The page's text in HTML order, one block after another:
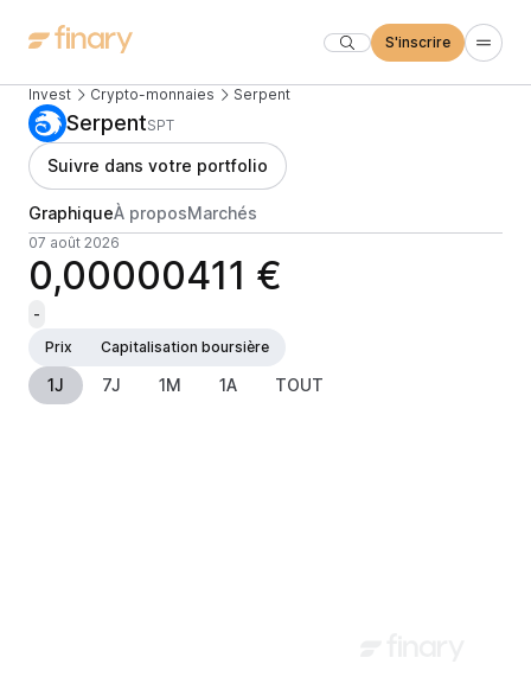
S'inscrire
Invest Crypto-monnaies Serpent
SerpentSPT
Suivre dans votre portfolio
GraphiqueÀ proposMarchés
07 août 2026
0,00000411 €
-
Prix
Capitalisation boursière
1J 7J 1M 1A TOUT